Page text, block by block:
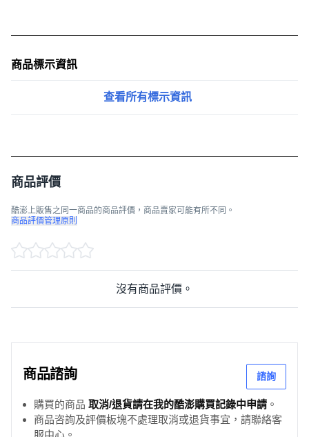
商品標示資訊
查看所有標示資訊
商品評價
酷澎上販售之同一商品的商品評價，商品賣家可能有所不同。
商品評價管理原則
沒有商品評價。
商品諮詢 諮詢
購買的商品 取消/退貨請在我的酷澎購買記錄中申請 。
商品咨詢及評價板塊不處理取消或退貨事宜，請聯絡客